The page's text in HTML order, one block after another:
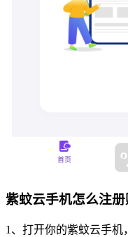
紫蚊云手机怎么注
1、打开你的紫蚊云手机